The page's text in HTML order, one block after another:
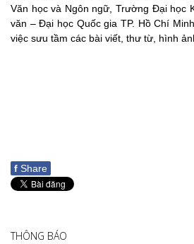
Văn học và Ngôn ngữ, Trường Đại học
văn – Đại học Quốc gia TP. Hồ Chí
việc sưu tầm các bài viết, thư từ, hình
f Share
THÔNG BÁO